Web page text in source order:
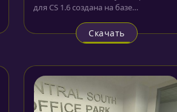
для CS 1.6 создана на базе
Скачать